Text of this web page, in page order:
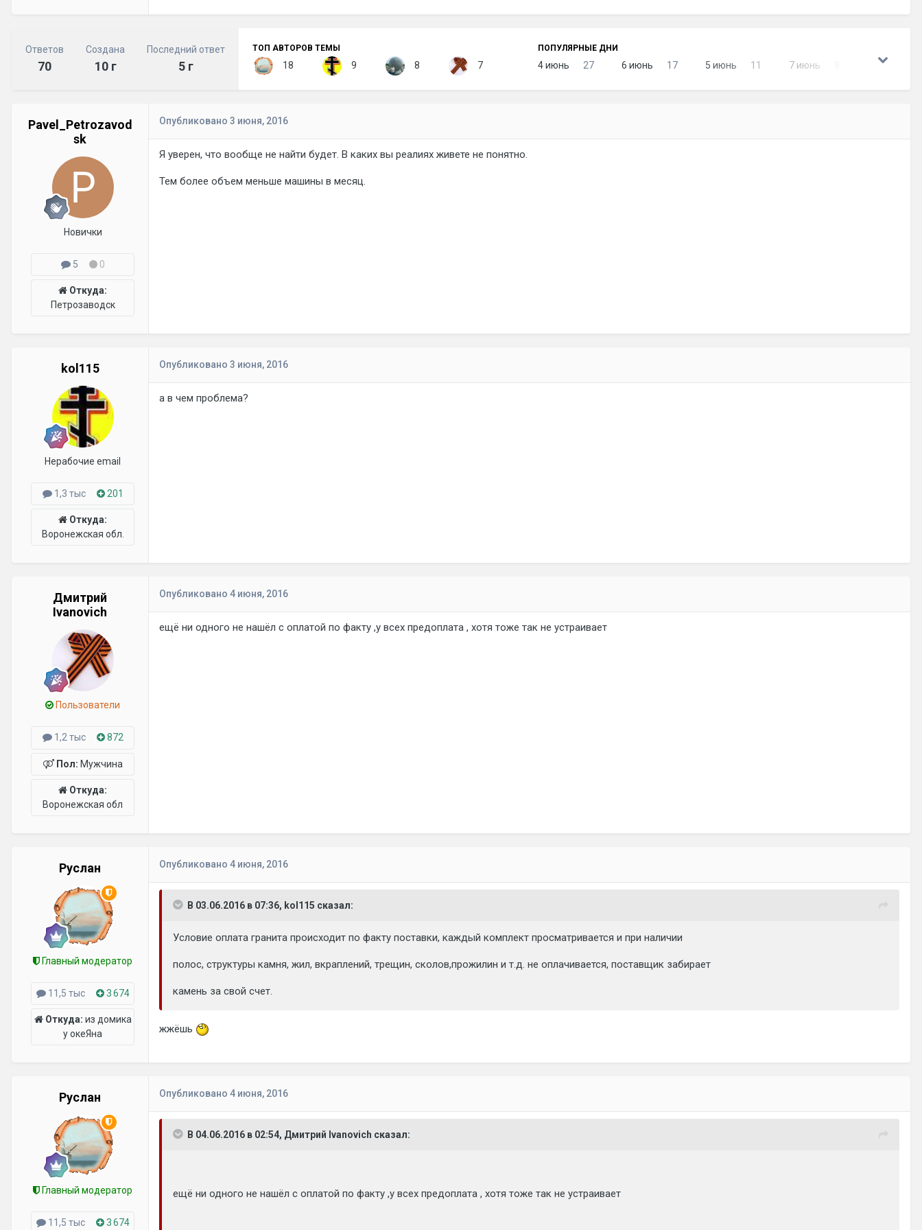
Ответов
70
Создана
10 г
Последний ответ
5 г
ТОП АВТОРОВ ТЕМЫ
18 9 8 7
ПОПУЛЯРНЫЕ ДНИ
4 июнь 27 6 июнь 17 5 июнь 11 7 июнь
Pavel_Petrozavod
sk
Новички
5 0
Откуда:
Петрозаводск
Опубликовано 3 июня, 2016
Я уверен, что вообще не найти будет. В каких вы реалиях живете не понятно.
Тем более объем меньше машины в месяц.
kol115
Нерабочие email
1,3 тыс 201
Откуда:
Воронежская обл.
Опубликовано 3 июня, 2016
а в чем проблема?
Дмитрий
Ivanovich
Пользователи
1,2 тыс 872
Пол: Мужчина
Откуда:
Воронежская обл
Опубликовано 4 июня, 2016
ещё ни одного не нашёл с оплатой по факту ,у всех предоплата , хотя тоже так не устраивает
Руслан
Главный модератор
11,5 тыс 3 674
Откуда: из домика
у океЯна
Опубликовано 4 июня, 2016
В 03.06.2016 в 07:36, kol115 сказал:
Условие оплата гранита происходит по факту поставки, каждый комплект просматривается и при наличии
полос, структуры камня, жил, вкраплений, трещин, сколов,прожилин и т.д. не оплачивается, поставщик забирает
камень за свой счет.
жжёшь
Руслан
Главный модератор
11,5 тыс 3 674
Опубликовано 4 июня, 2016
В 04.06.2016 в 02:54, Дмитрий Ivanovich сказал:
ещё ни одного не нашёл с оплатой по факту ,у всех предоплата , хотя тоже так не устраивает